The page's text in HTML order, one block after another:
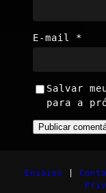
E-mail *
Salvar
para a
Ensaios